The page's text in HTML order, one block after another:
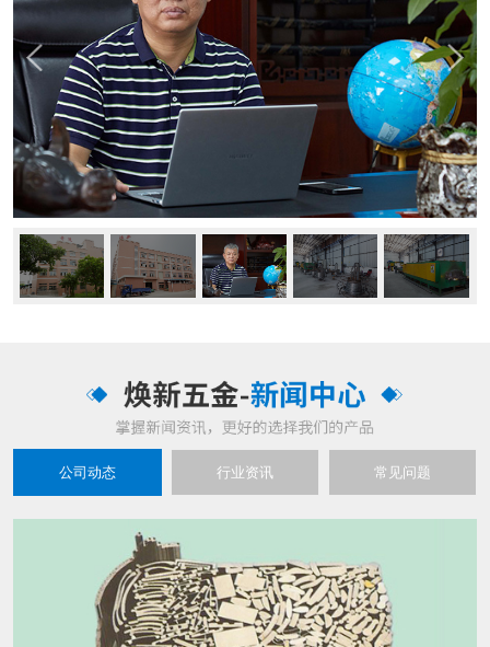
公司动态 行业资讯 常见问题